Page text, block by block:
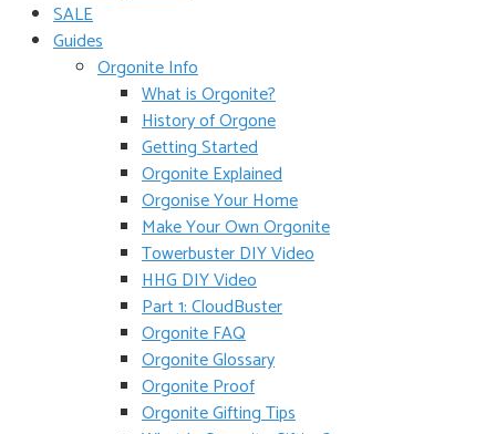
SALE
Guides
Orgonite Info
What is Orgonite?
History of Orgone
Getting Started
Orgonite Explained
Orgonise Your Home
Make Your Own Orgonite
Towerbuster DIY Video
HHG DIY Video
Part 1: CloudBuster
Orgonite FAQ
Orgonite Glossary
Orgonite Proof
Orgonite Gifting Tips